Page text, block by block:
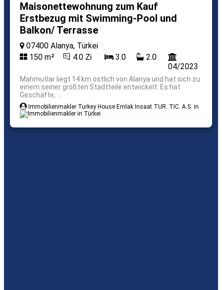
Maisonettewohnung zum Kauf
Erstbezug mit Swimming-Pool und
Balkon/ Terrasse
07400 Alanya, Türkei
150 m²
4.0 Zi 3.0
2.0
04/2023
Mahmutlar liegt 14 km östlich von Alanya und hat sich zu
einem seiner größten Stadtteile entwickelt. Es hat
Geschäfte, ...
Immobilienmakler Turkey House Emlak Insaat TUR. TIC. A.S. in